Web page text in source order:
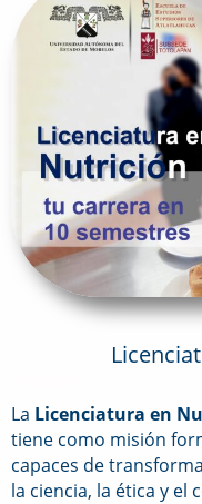
La Licenciatura en
tiene como misión
capaces de
la ciencia, la ética y el